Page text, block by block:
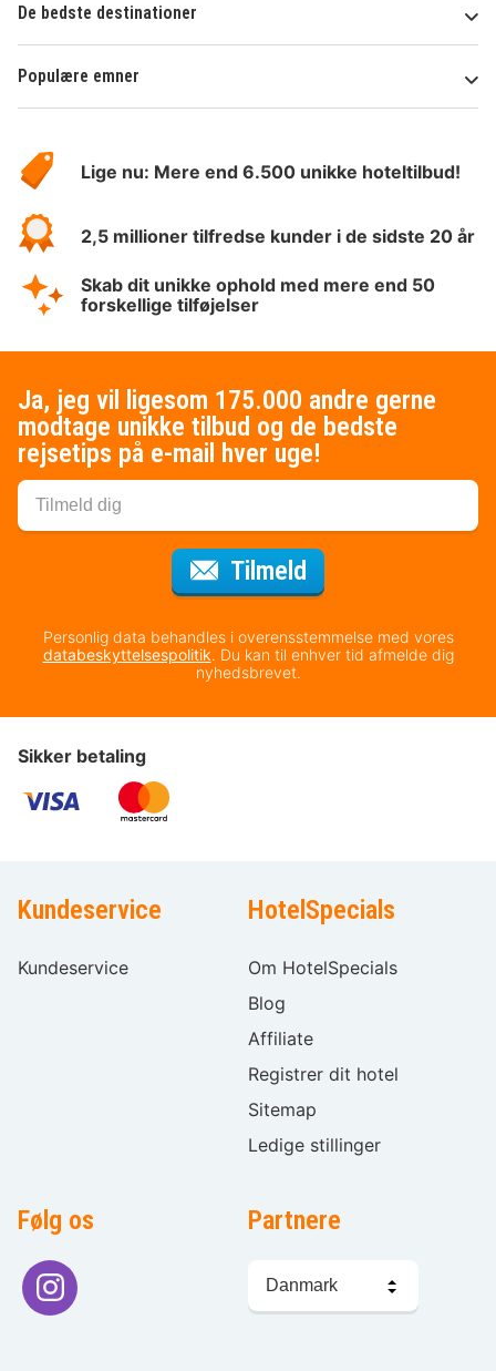
De bedste destinationer
Populære emner
HotelSpecials
Lige nu: Mere end 6.500 unikke hoteltilbud!
2,5 millioner tilfredse kunder i de sidste 20 år
Skab dit unikke ophold med mere end 50
forskellige tilføjelser
Ja, jeg vil ligesom 175.000 andre gerne
modtage unikke tilbud og de bedste
rejsetips på e-mail hver uge!
Tilmeld
Personlig data behandles i overensstemmelse med vores
databeskyttelsespolitik. Du kan til enhver tid afmelde dig
nyhedsbrevet.
Sikker betaling
Kundeservice
Kundeservice
HotelSpecials
Om HotelSpecials
Blog
Affiliate
Registrer dit hotel
Sitemap
Ledige stillinger
Følg os Partnere